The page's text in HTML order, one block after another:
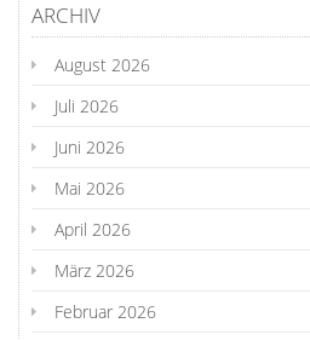
ARCHIV
August 2026
Juli 2026
Juni 2026
Mai 2026
April 2026
März 2026
Februar 2026